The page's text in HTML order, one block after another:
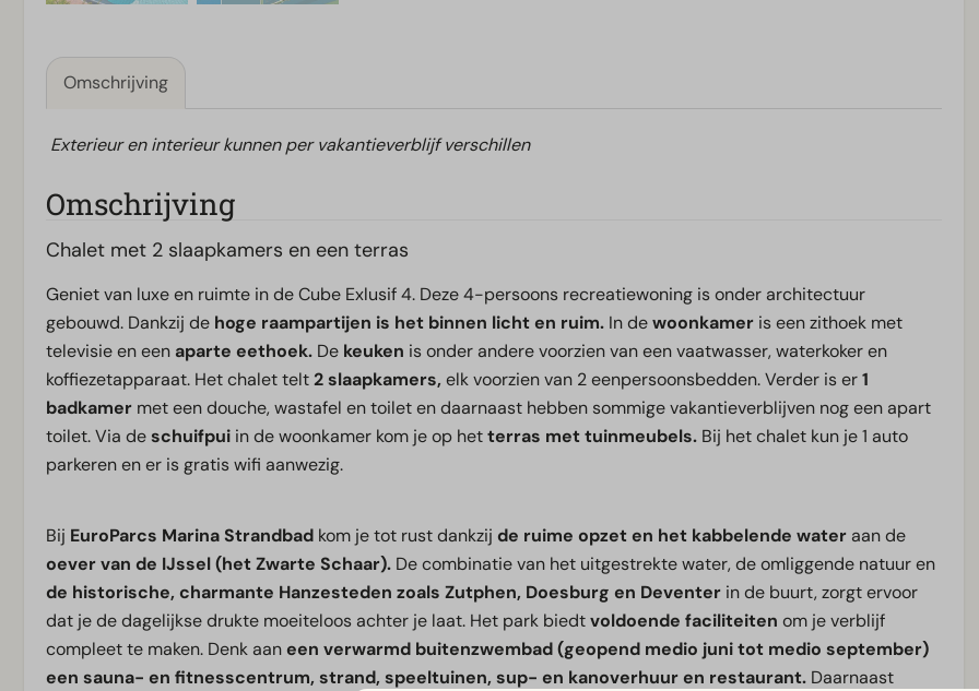
Omschrijving
Exterieur en interieur kunnen per vakantieverblijf verschillen
Omschrijving
Chalet met 2 slaapkamers en een terras
Geniet van luxe en ruimte in de Cube Exlusif 4. Deze 4-persoons recreatiewoning is onder architectuur
gebouwd. Dankzij de hoge raampartijen is het binnen licht en ruim. In dewoonkamer is een zithoek met
televisie en een aparte eethoek. De keuken is onder andere voorzien van een vaatwasser, waterkoker en
koffiezetapparaat. Het chalet telt2 slaapkamers, elk voorzien van 2 eenpersoonsbedden. Verder is er1
badkamer met een douche, wastafel en toilet en daarnaast hebben sommige vakantieverblijven nog een apart
toilet. Via deschuifpui in de woonkamer kom je op hetterras met tuinmeubels. Bij het chalet kun je 1 auto
parkeren en er is gratis wifi aanwezig.
Bij EuroParcs Marina Strandbad kom je tot rust dankzij de ruime opzet en het kabbelende wateraan de
oever van de IJssel (het Zwarte Schaar). De combinatie van het uitgestrekte water, de omliggende natuur en
de historische, charmante Hanzesteden zoals Zutphen, Doesburg en Deventer in de buurt, zorgt ervoor
dat je de dagelijkse drukte moeiteloos achter je laat. Het park biedtvoldoende faciliteiten om je verblijf
compleet te maken. Denk aaneen verwarmd buitenzwembad (geopend medio juni tot medio september)
een sauna- en fitnesscentrum, strand, speeltuinen, sup- en kanoverhuur en restaurant. Daarnaast